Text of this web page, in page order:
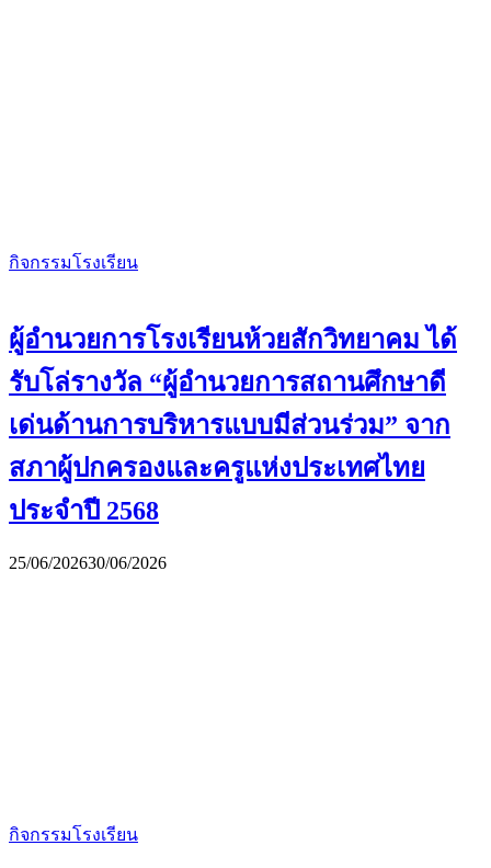
กิจกรรมโรงเรียน
ผู้อำนวยการโรงเรียนห้วยสักวิทยาคม ได้
รับโล่รางวัล “ผู้อำนวยการสถานศึกษาดี
เด่นด้านการบริหารแบบมีส่วนร่วม” จาก
สภาผู้ปกครองและครูแห่งประเทศไทย
ประจำปี 2568
25/06/202630/06/2026
กิจกรรมโรงเรียน